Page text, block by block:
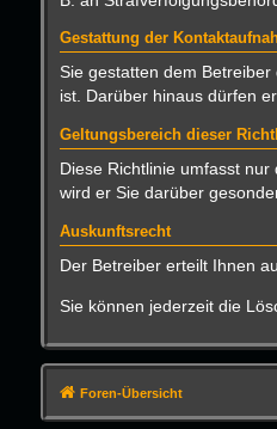
Gestattung der
Sie gestatten dem
ist. Darüber hinaus dürfen
Geltungsbereich dieser
Diese Richtlinie umfasst
wird er Sie darüber
Auskunftsrecht
Der Betreiber erteilt Ihnen
Sie können jederzeit die
Foren-Übersicht